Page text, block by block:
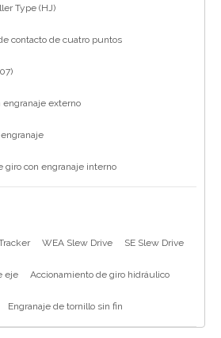
Type (HJ)
contacto de cuatro puntos
engranaje externo
giro con engranaje interno
WEA Slew Drive SE Slew Drive
eje Accionamiento de giro hidráulico
Engranaje de tornillo sin fin